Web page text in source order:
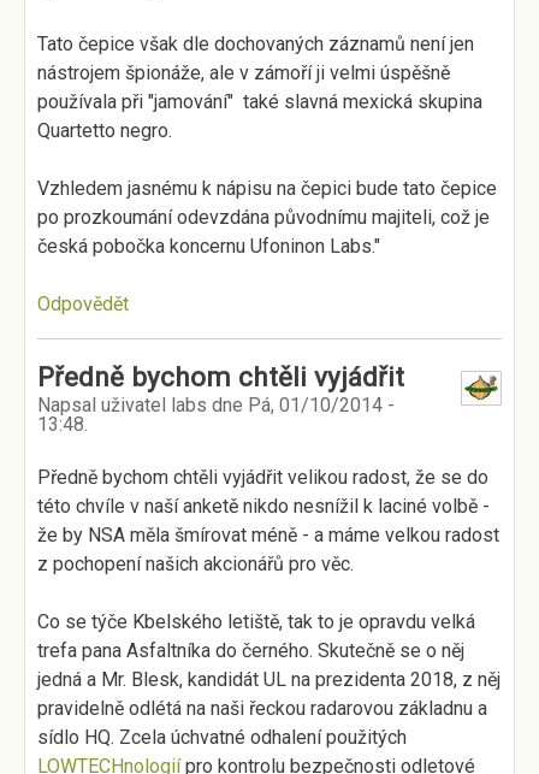
Tato čepice však dle dochovaných záznamů není jen
nástrojem špionáže, ale v zámoří ji velmi úspěšně
používala při "jamování" také slavná mexická skupina
Quartetto negro.
Vzhledem jasnému k nápisu na čepici bude tato čepice
po prozkoumání odevzdána původnímu majiteli, což je
česká pobočka koncernu Ufoninon Labs."
Odpovědět
Předně bychom chtěli vyjádřit
Napsal uživatel labs dne Pá, 01/10/2014 -
13:48.
Předně bychom chtěli vyjádřit velikou radost, že se do
této chvíle v naší anketě nikdo nesnížil k laciné volbě -
že by NSA měla šmírovat méně - a máme velkou radost
z pochopení našich akcionářů pro věc.
Co se týče Kbelského letiště, tak to je opravdu velká
trefa pana Asfaltníka do černého. Skutečně se o něj
jedná a Mr. Blesk, kandidát UL na prezidenta 2018, z něj
pravidelně odlétá na naši řeckou radarovou základnu a
sídlo HQ. Zcela úchvatné odhalení použitých
LOWTECHnologiípro kontrolu bezpečnosti odletové